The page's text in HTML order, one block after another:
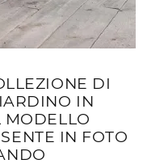
DI
IN
MODELLO
IN FOTO